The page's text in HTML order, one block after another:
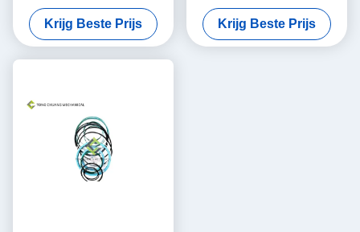
Accumulatorcapsule
Krijg Beste Prijs
Concrete voor s-Klep Kop
van de drijfstang
Krijg Beste Prijs